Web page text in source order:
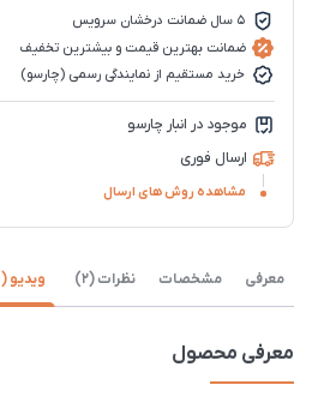
5 سال ضمانت درخشان سرویس
ضمانت بهترین قیمت و بیشترین تخفیف
خرید مستقیم از نمایندگی رسمی (چارسو)
موجود در انبار چارسو
ارسال فوری
مشاهده روش های ارسال
معرفی مشخصات نظرات (2) ویدیو (6)
معرفی محصول